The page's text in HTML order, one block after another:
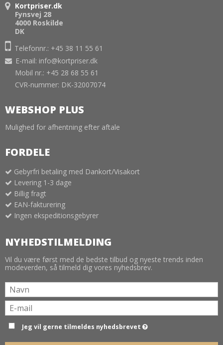
Kortpriser.dk
Fynsvej 28
4000 Roskilde
DK
Telefonnr.: +45 38 11 55 61
E-mail: info@kortpriser.dk
Mobil nr.: +45 28 68 55 61
CVR-nummer: DK-32007074
WEBSHOP PLUS
Mulighed for afhentning efter aftale
FORDELE
Gebyrfri betaling med Dankort/Visakort
Levering 1-3 dage
Billig fragt
EAN-fakturering
Ingen ekspeditionsgebyrer
NYHEDSTILMELDING
Vil du være først med de bedste tilbud og nyeste trends inden
modeverden, så tilmeld dig vores nyhedsbrev.
Jeg vil gerne tilmeldes nyhedsbrevet